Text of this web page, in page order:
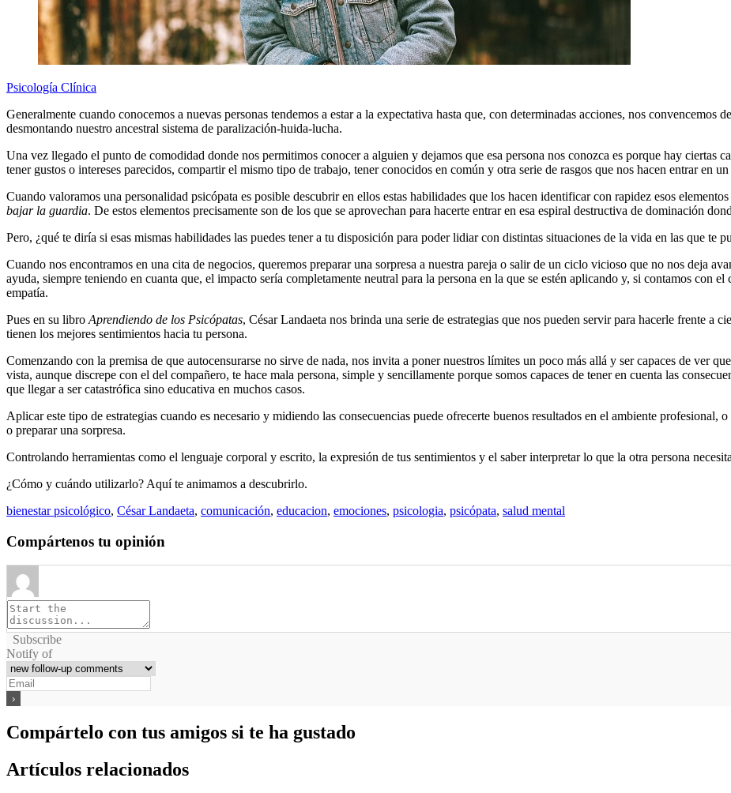
Psicología Clínica
Generalmente cuando conocemos a nuevas personas tendemos a estar a la expectativa hasta que, con determinadas acciones, nos convencemos
desmontando nuestro ancestral sistema de paralización-huida-lucha.
Una vez llegado el punto de comodidad donde nos permitimos conocer a alguien y dejamos que esa persona nos conozca es porque hay ciertas
tener gustos o intereses parecidos, compartir el mismo tipo de trabajo, tener conocidos en común y otra serie de rasgos que nos hacen entrar en
Cuando valoramos una personalidad psicópata es posible descubrir en ellos estas habilidades que los hacen identificar con rapidez esos
bajar la guardia. De estos elementos precisamente son de los que se aprovechan para hacerte entrar en esa espiral destructiva de dominación
Pero, ¿qué te diría si esas mismas habilidades las puedes tener a tu disposición para poder lidiar con distintas situaciones de la vida en las que te
Cuando nos encontramos en una cita de negocios, queremos preparar una sorpresa a nuestra pareja o salir de un ciclo vicioso que no nos deja
ayuda, siempre teniendo en cuanta que, el impacto sería completamente neutral para la persona en la que se estén aplicando y, si contamos con
empatía.
Pues en su libro Aprendiendo de los Psicópatas, César Landaeta nos brinda una serie de estrategias que nos pueden servir para hacerle frente a
tienen los mejores sentimientos hacia tu persona.
Comenzando con la premisa de que autocensurarse no sirve de nada, nos invita a poner nuestros límites un poco más allá y ser capaces de ver
vista, aunque discrepe con el del compañero, te hace mala persona, simple y sencillamente porque somos capaces de tener en cuenta las
que llegar a ser catastrófica sino educativa en muchos casos.
Aplicar este tipo de estrategias cuando es necesario y midiendo las consecuencias puede ofrecerte buenos resultados en el ambiente
o preparar una sorpresa.
Controlando herramientas como el lenguaje corporal y escrito, la expresión de tus sentimientos y el saber interpretar lo que la otra persona
¿Cómo y cuándo utilizarlo? Aquí te animamos a descubrirlo.
bienestar psicológico, César Landaeta, comunicación, educacion, emociones, psicologia, psicópata, salud mental
Compártenos tu opinión
Subscribe
Notify of
Compártelo con tus amigos si te ha gustado
Artículos relacionados